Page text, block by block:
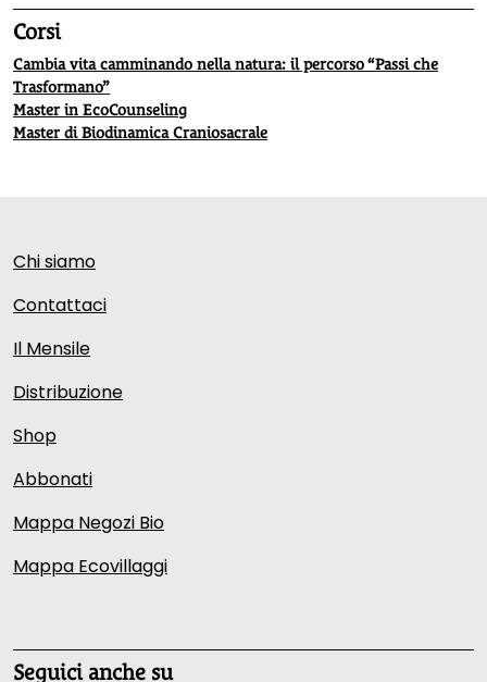
Corsi
Cambia vita camminando nella natura: il percorso “Passi che
Trasformano”
Master in EcoCounseling
Master di Biodinamica Craniosacrale
Chi siamo
Contattaci
Il Mensile
Distribuzione
Shop
Abbonati
Mappa Negozi Bio
Mappa Ecovillaggi
Seguici anche su